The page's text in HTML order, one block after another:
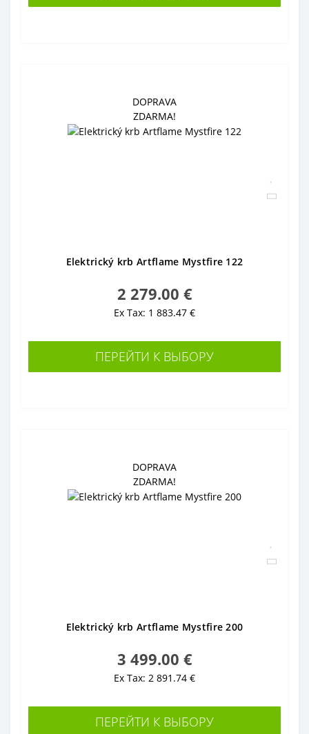
DOPRAVA
ZDARMA!
Elektrický krb Artflame Mystfire 122
2 279.00 €
Ex Tax: 1 883.47 €
ПЕРЕЙТИ К ВЫБОРУ
DOPRAVA
ZDARMA!
Elektrický krb Artflame Mystfire 200
3 499.00 €
Ex Tax: 2 891.74 €
ПЕРЕЙТИ К ВЫБОРУ